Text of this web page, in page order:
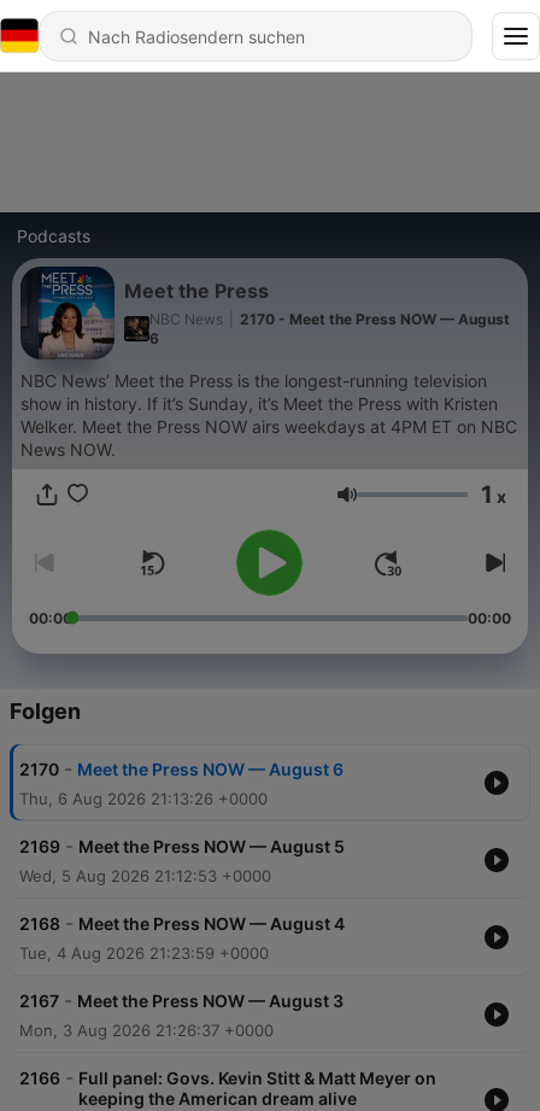
Podcasts
Meet the Press
NBC News
2170 - Meet the Press NOW — August
6
NBC News’ Meet the Press is the longest-running television
show in history. If it’s Sunday, it’s Meet the Press with Kristen
Welker. Meet the Press NOW airs weekdays at 4PM ET on NBC
News NOW.
Lautstärke 1 x
00:00 00:00
Folgen
2170 - Meet the Press NOW — August 6
Thu, 6 Aug 2026 21:13:26 +0000
2169 - Meet the Press NOW — August 5
Wed, 5 Aug 2026 21:12:53 +0000
2168 - Meet the Press NOW — August 4
Tue, 4 Aug 2026 21:23:59 +0000
2167 - Meet the Press NOW — August 3
Mon, 3 Aug 2026 21:26:37 +0000
2166 - Full panel: Govs. Kevin Stitt & Matt Meyer on
keeping the American dream alive